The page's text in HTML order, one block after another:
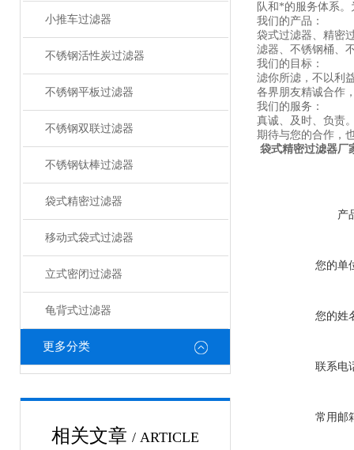
小推车过滤器
不锈钢活性炭过滤器
不锈钢平板过滤器
不锈钢双联过滤器
不锈钢钛棒过滤器
袋式精密过滤器
移动式袋式过滤器
立式密闭过滤器
龟背式过滤器
更多分类
相关文章 / ARTICLE
队和*的服务体系
我们的产品：
袋式过滤器、精密
滤器、不锈钢桶、
我们的目标：
滤你所滤，不以利
各界朋友精诚合作
我们的服务：
真诚、及时、负责
期待与您的合作，
袋式精密过滤器厂
产
您的单
您的姓
联系电
常用邮